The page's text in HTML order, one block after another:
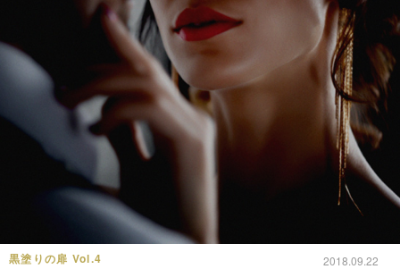
黒塗りの扉 Vol.4 2018.09.22